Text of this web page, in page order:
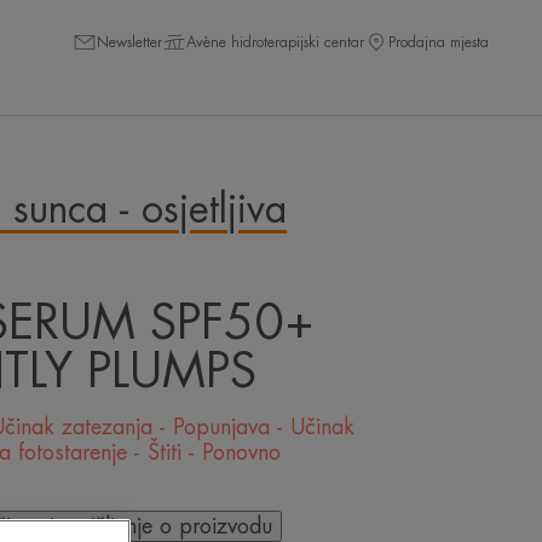
Newsletter Avène hidroterapijski centar Prodajna mjesta
- osjetljiva
SPF50+
PLUMPS
zatezanja - Popunjava - Učinak
fotostarenje - Štiti - Ponovno
svoje mišljenje o proizvodu